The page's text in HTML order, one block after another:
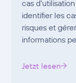
cas
identifier les
risques et
informations
Jetzt lesen